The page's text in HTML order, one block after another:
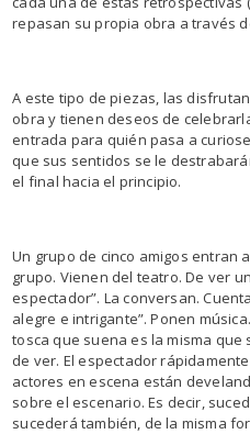
repasan su propia obra a través
A este tipo de piezas, las
obra y tienen deseos de
entrada para quién pasa a
que sus sentidos se le
el final hacia el principio.
Un grupo de cinco amigos entran
grupo. Vienen del teatro. De ver
espectador”. La conversan.
alegre e intrigante”. Ponen
tosca que suena es la misma
de ver. El espectador
actores en escena están
sobre el escenario. Es decir,
sucederá también, de la misma